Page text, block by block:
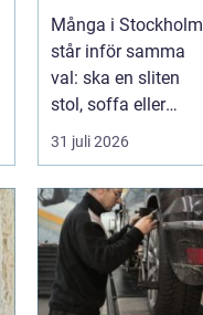
och vackra
möbler
Många i Stockholm
står inför samma
val: ska en sliten
stol, soffa eller
fåtölj slängas,
säljas billi...
31 juli 2026